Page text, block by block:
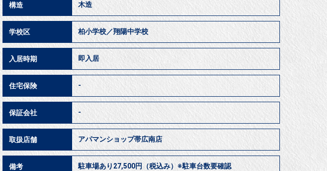
構造 木造
学校区 柏小学校／翔陽中学校
入居時期 即入居
住宅保険 -
保証会社 -
取扱店舗 アパマンショップ帯広南店
備考 駐車場あり27,500円（税込み）※駐車台数要確認